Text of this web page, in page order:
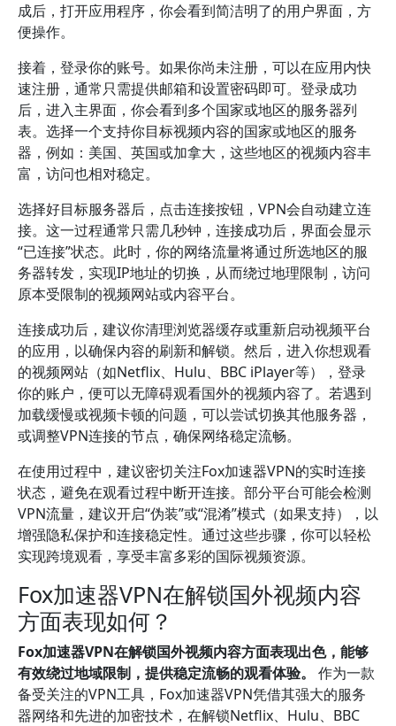
成后，打开应用程序，你会看到简洁明了的用户界面，方
便操作。
接着，登录你的账号。如果你尚未注册，可以在应用内快
速注册，通常只需提供邮箱和设置密码即可。登录成功
后，进入主界面，你会看到多个国家或地区的服务器列
表。选择一个支持你目标视频内容的国家或地区的服务
器，例如：美国、英国或加拿大，这些地区的视频内容丰
富，访问也相对稳定。
选择好目标服务器后，点击连接按钮，VPN会自动建立连
接。这一过程通常只需几秒钟，连接成功后，界面会显示
“已连接”状态。此时，你的网络流量将通过所选地区的服
务器转发，实现IP地址的切换，从而绕过地理限制，访问
原本受限制的视频网站或内容平台。
连接成功后，建议你清理浏览器缓存或重新启动视频平台
的应用，以确保内容的刷新和解锁。然后，进入你想观看
的视频网站（如Netflix、Hulu、BBC iPlayer等），登录
你的账户，便可以无障碍观看国外的视频内容了。若遇到
加载缓慢或视频卡顿的问题，可以尝试切换其他服务器，
或调整VPN连接的节点，确保网络稳定流畅。
在使用过程中，建议密切关注Fox加速器VPN的实时连接
状态，避免在观看过程中断开连接。部分平台可能会检测
VPN流量，建议开启“伪装”或“混淆”模式（如果支持），以
增强隐私保护和连接稳定性。通过这些步骤，你可以轻松
实现跨境观看，享受丰富多彩的国际视频资源。
Fox加速器VPN在解锁国外视频内容
方面表现如何？
Fox加速器VPN在解锁国外视频内容方面表现出色，能够
有效绕过地域限制，提供稳定流畅的观看体验。
作为一款
备受关注的VPN工具，Fox加速器VPN凭借其强大的服务
器网络和先进的加密技术，在解锁Netflix、Hulu、BBC